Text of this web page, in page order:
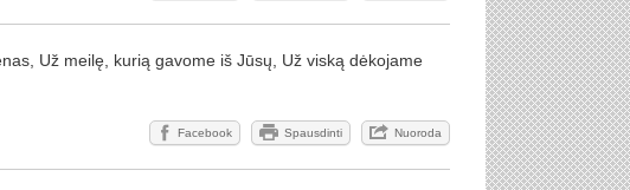
Už meilę, kurią gavome iš Jūsų, Už viską dėkojame
Facebook Spausdinti Nuoroda